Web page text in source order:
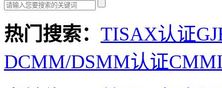
热门搜索： TISAX认证
DCMM/DSMM认证